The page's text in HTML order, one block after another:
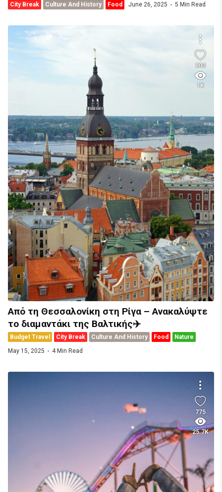
City Break Culture And History Food June 26, 2025 5 Min Read
803
1K
Από τη Θεσσαλονίκη στη Ρίγα – Ανακαλύψτε
το διαμαντάκι της Βαλτικής✈️
Budget Travel City Break Culture And History Food
Nature
May 15, 2025
4 Min Read
775
25.7K